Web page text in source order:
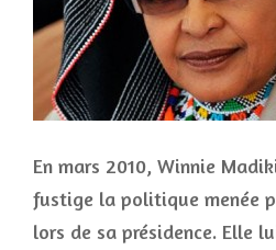
En mars 2010, Winnie
fustige la politique menée
lors de sa présidence. Elle